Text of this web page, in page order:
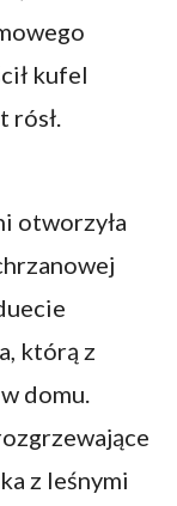
kufel
rósł.
otworzyła
którą z
domu.
z leśnymi